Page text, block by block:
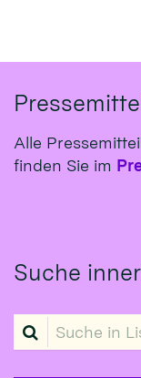
Alle
finden Sie im
Suche
Suche in Liste